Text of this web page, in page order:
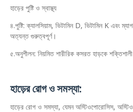
হাড়ের পুষ্টি ও স্বাস্থ্য
৪.পুষ্টি: ক্যালসিয়াম, ভিটামিন D, ভিটামিন K এবং
অত্যন্ত গুরুত্বপূর্ণ।
৫.অনুশীলন: নিয়মিত শারীরিক কসরত হাড়কে
হাড়ের রোগ ও সমস্যা:
হাড়ের রোগ ও সমস্যা, যেমন অস্টিওপোরোসিস,